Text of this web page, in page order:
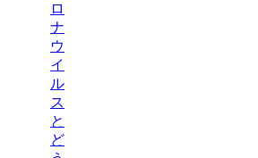
ロ
ナ
ウ
イ
ル
ス
と
ど